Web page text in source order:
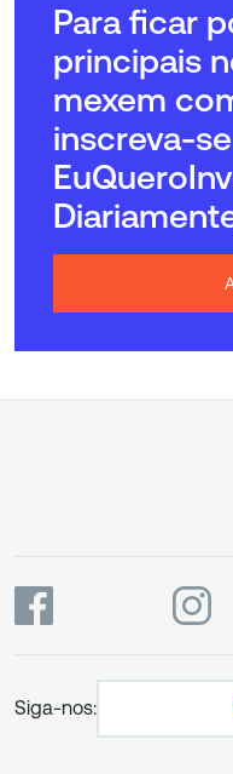
Para ficar
principais
mexem
inscreva-
Siga-nos: